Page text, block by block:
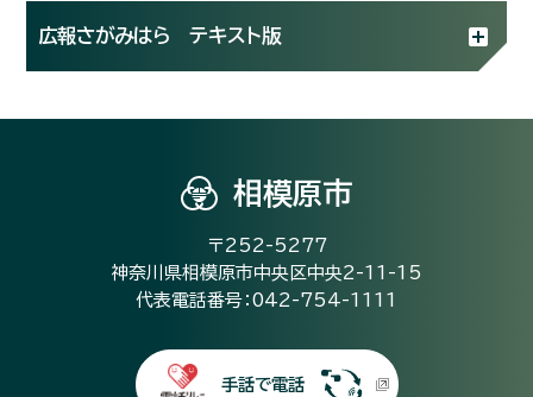
広報さがみはら テキスト版
相模原市
〒252-5277
神奈川県相模原市中央区中央2-11-15
代表電話番号：042-754-1111
手話で電話